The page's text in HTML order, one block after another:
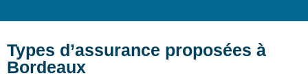
Types d’assurance proposées à
Bordeaux